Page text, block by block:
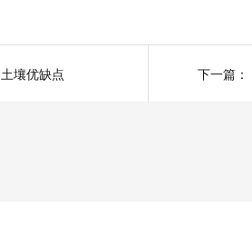
壤优缺点 下一篇：